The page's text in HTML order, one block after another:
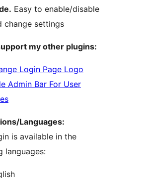
Easy to enable/disable
change settings
my other plugins:
Login Page Logo
Admin Bar For User
Languages:
is available in the
languages: